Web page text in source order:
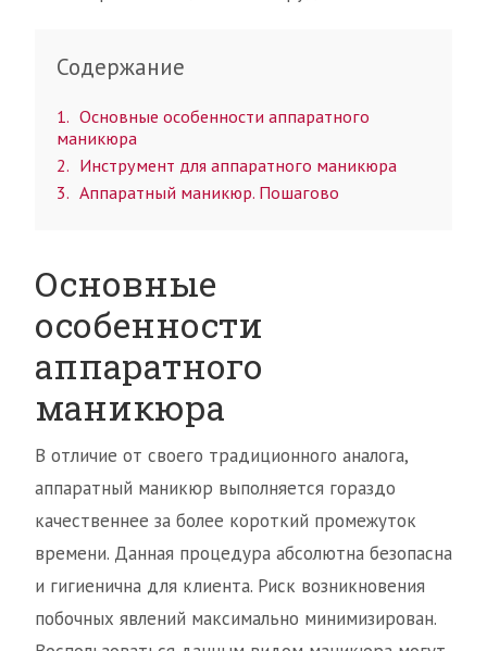
Содержание
1
Основные особенности аппаратного
маникюра
2
Инструмент для аппаратного маникюра
3
Аппаратный​ маникюр. Пошагово
Основные
особенности
аппаратного
маникюра
В отличие от своего традиционного аналога,
аппаратный маникюр выполняется гораздо
качественнее за более короткий промежуток
времени. Данная процедура абсолютна безопасна
и гигиенична для клиента. Риск возникновения
побочных явлений максимально минимизирован.